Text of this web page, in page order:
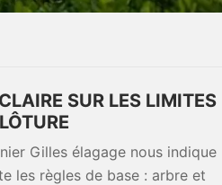
SUR LES LIMITES
Gilles élagage nous indique
les règles de base : arbre et